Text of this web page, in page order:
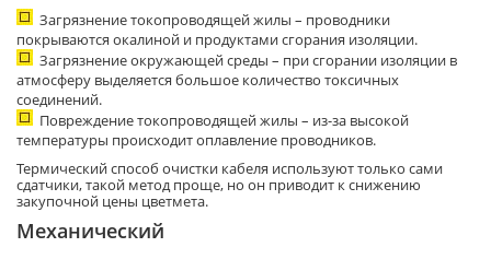
Загрязнение токопроводящей жилы – проводники
покрываются окалиной и продуктами сгорания изоляции.
Загрязнение окружающей среды – при сгорании изоляции в
атмосферу выделяется большое количество токсичных
соединений.
Повреждение токопроводящей жилы – из-за высокой
температуры происходит оплавление проводников.
Термический способ очистки кабеля используют только сами
сдатчики, такой метод проще, но он приводит к снижению
закупочной цены цветмета.
Механический